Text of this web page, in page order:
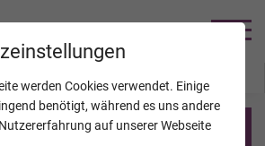
auf TrauerHilfe.it
werden Cookies verwendet. Einige
benötigt, während es uns andere
auf unserer Webseite
KALENDER VERSTORBENE